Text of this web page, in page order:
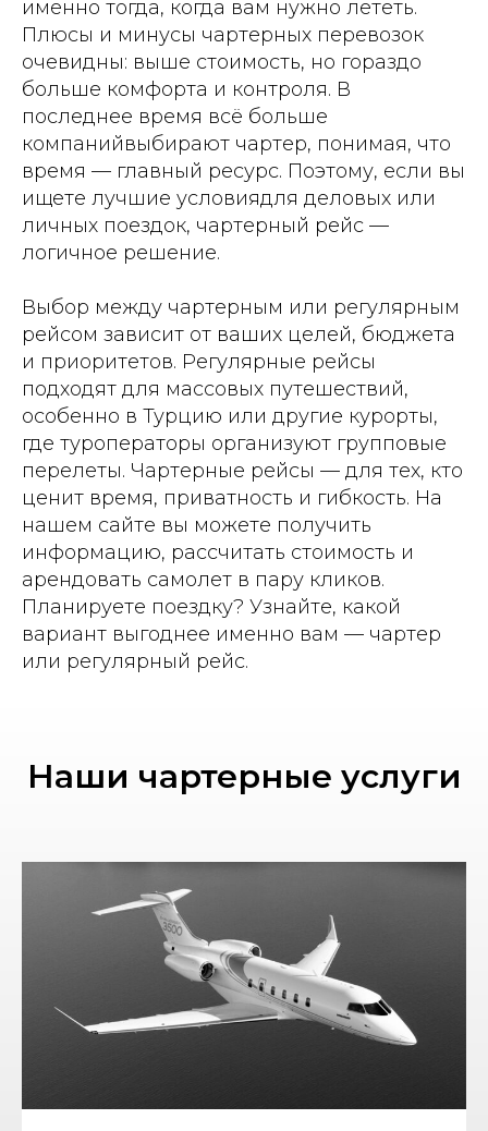
именно тогда, когда вам нужно лететь.
Плюсы и минусы чартерных перевозок
очевидны: выше стоимость, но гораздо
больше комфорта и контроля. В
последнее время всё больше
компанийвыбирают чартер, понимая, что
время — главный ресурс. Поэтому, если вы
ищете лучшие условиядля деловых или
личных поездок, чартерный рейс —
логичное решение.
Выбор между чартерным или регулярным
рейсом зависит от ваших целей, бюджета
и приоритетов. Регулярные рейсы
подходят для массовых путешествий,
особенно в Турцию или другие курорты,
где туроператоры организуют групповые
перелеты. Чартерные рейсы — для тех, кто
ценит время, приватность и гибкость. На
нашем сайте вы можете получить
информацию, рассчитать стоимость и
арендовать самолет в пару кликов.
Планируете поездку? Узнайте, какой
вариант выгоднее именно вам — чартер
или регулярный рейс.
Наши чартерные услуги